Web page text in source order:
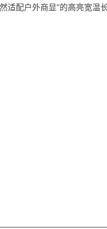
配户外商显”的高亮宽温